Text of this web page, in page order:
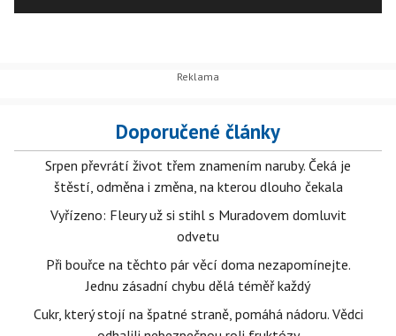
Doporučené články
Srpen převrátí život třem znamením naruby. Čeká je
štěstí, odměna i změna, na kterou dlouho čekala
Vyřízeno: Fleury už si stihl s Muradovem domluvit
odvetu
Při bouřce na těchto pár věcí doma nezapomínejte.
Jednu zásadní chybu dělá téměř každý
Cukr, který stojí na špatné straně, pomáhá nádoru. Vědci